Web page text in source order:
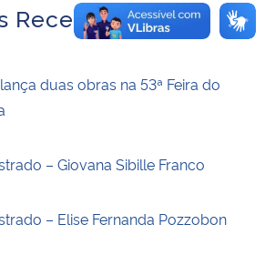
Recentes
duas obras na 53ª Feira do
– Giovana Sibille Franco
– Elise Fernanda Pozzobon